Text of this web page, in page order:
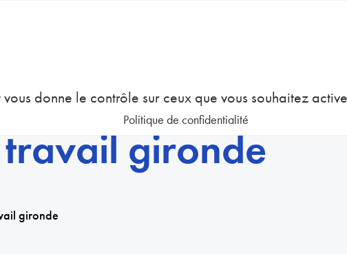
travail gironde
gironde
donne le contrôle sur ceux que vous souhaitez
Politique de confidentialité